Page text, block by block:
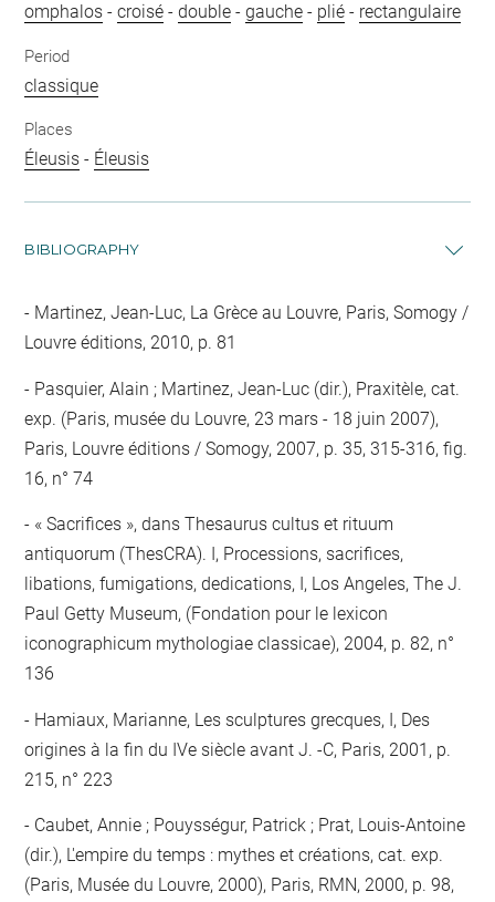
omphalos -croisé -double -gauche - plié - rectangulaire
Period
classique
Places
Éleusis - Éleusis
BIBLIOGRAPHY
Martinez, Jean-Luc, La Grèce au Louvre, Paris, Somogy /
Louvre éditions, 2010, p. 81
Pasquier, Alain ; Martinez, Jean-Luc (dir.), Praxitèle, cat.
exp. (Paris, musée du Louvre, 23 mars - 18 juin 2007),
Paris, Louvre éditions / Somogy, 2007, p. 35, 315-316, fig.
16, n° 74
« Sacrifices », dans Thesaurus cultus et rituum
antiquorum (ThesCRA). I, Processions, sacrifices,
libations, fumigations, dedications, I, Los Angeles, The J.
Paul Getty Museum, (Fondation pour le lexicon
iconographicum mythologiae classicae), 2004, p. 82, n°
136
Hamiaux, Marianne, Les sculptures grecques, I, Des
origines à la fin du IVe siècle avant J. -C, Paris, 2001, p.
215, n° 223
Caubet, Annie ; Pouysségur, Patrick ; Prat, Louis-Antoine
(dir.), L'empire du temps : mythes et créations, cat. exp.
(Paris, Musée du Louvre, 2000), Paris, RMN, 2000, p. 98,